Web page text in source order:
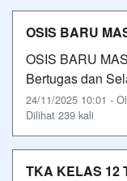
OSIS BARU
OSIS BARU
Bertugas dan
24/11/2025 10:01 -
Dilihat 239 kali
TKA KELAS 12